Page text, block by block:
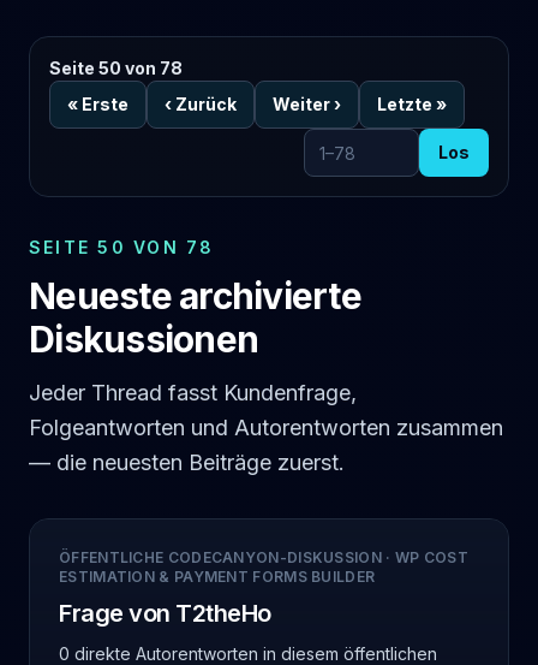
Seite 50 von 78
« Erste ‹ Zurück Weiter› Letzte »
Zur Seite
Los
SEITE 50 VON 78
Neueste archivierte
Diskussionen
Jeder Thread fasst Kundenfrage,
Folgeantworten und Autorentworten zusammen
— die neuesten Beiträge zuerst.
ÖFFENTLICHE CODECANYON-DISKUSSION· WP COST
ESTIMATION & PAYMENT FORMS BUILDER
Frage von T2theHo
0 direkte Autorentworten in diesem öffentlichen